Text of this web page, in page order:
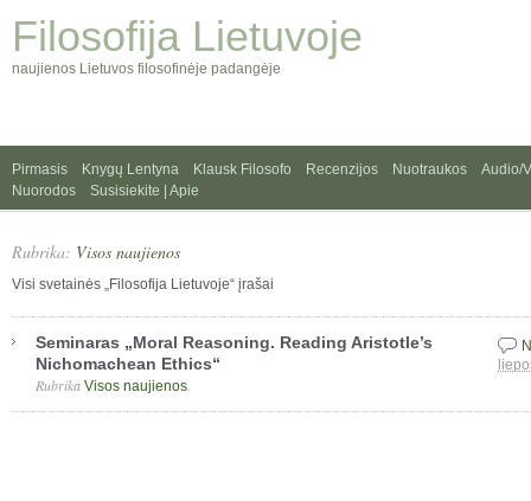
Filosofija Lietuvoje
naujienos Lietuvos filosofinėje padangėje
Pirmasis Knygų Lentyna Klausk Filosofo Recenzijos Nuotraukos
Audio/
Nuorodos
Susisiekite | Apie
Rubrika: Visos naujienos
Visi svetainės „Filosofija Lietuvoje“ įrašai
Seminaras „Moral Reasoning. Reading Aristotle’s
Nichomachean Ethics“
Rubrika Visos naujienos